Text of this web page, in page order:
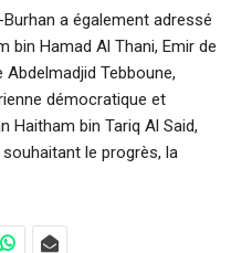
a également adressé
bin Hamad Al Thani, Emir de
Abdelmadjid Tebboune,
démocratique et
Haitham bin Tariq Al Said,
souhaitant le progrès, la